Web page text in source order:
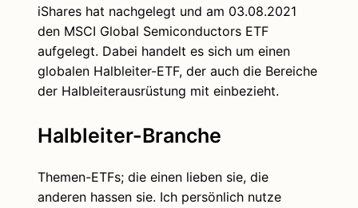
iShares hat nachgelegt und am 03.08.2021
den MSCI Global Semiconductors ETF
aufgelegt. Dabei handelt es sich um einen
globalen Halbleiter-ETF, der auch die Bereiche
der Halbleiterausrüstung mit einbezieht.
Halbleiter-Branche
Themen-ETFs; die einen lieben sie, die
anderen hassen sie. Ich persönlich nutze